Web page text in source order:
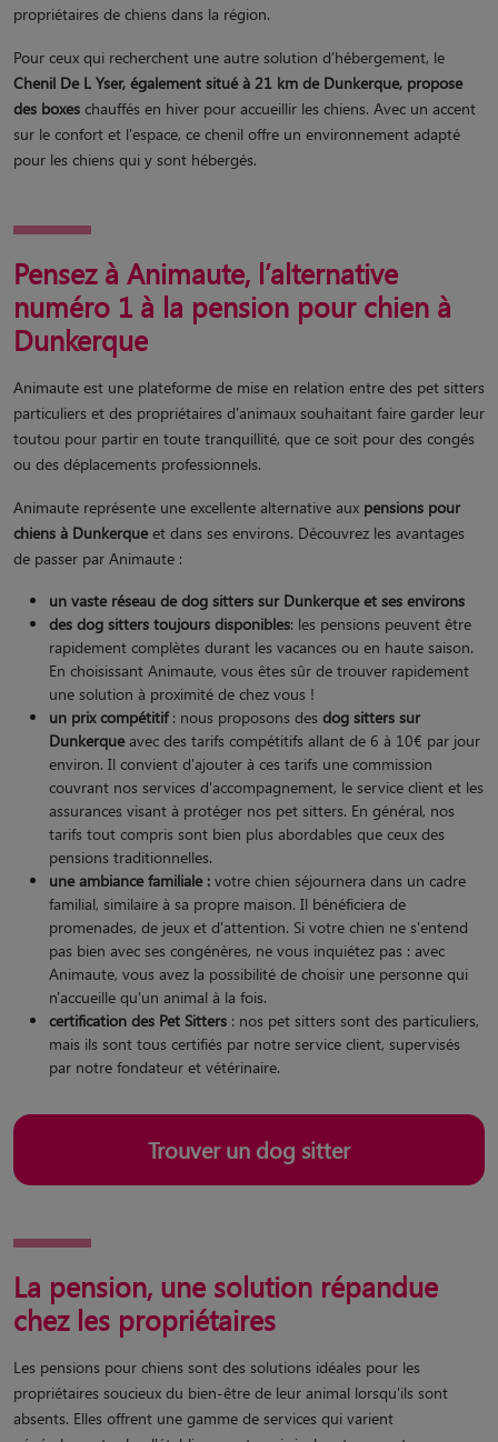
propriétaires de chiens dans la région.
Pour ceux qui recherchent une autre solution d’hébergement, le
Chenil De L Yser, également situé à 21 km de Dunkerque, propose
des boxes chauffés en hiver pour accueillir les chiens. Avec un accent
sur le confort et l'espace, ce chenil offre un environnement adapté
pour les chiens qui y sont hébergés.
Pensez à Animaute, l’alternative
numéro 1 à la pension pour chien à
Dunkerque
Animaute est une plateforme de mise en relation entre des pet sitters
particuliers et des propriétaires d'animaux souhaitant faire garder leur
toutou pour partir en toute tranquillité, que ce soit pour des congés
ou des déplacements professionnels.
Animaute représente une excellente alternative aux pensions pour
chiens à Dunkerqueet dans ses environs. Découvrez les avantages
de passer par Animaute :
un vaste réseau de dog sitters sur Dunkerque et ses environs
des dog sitters toujours disponibles: les pensions peuvent être
rapidement complètes durant les vacances ou en haute saison.
En choisissant Animaute, vous êtes sûr de trouver rapidement
une solution à proximité de chez vous !
un prix compétitif: nous proposons des dog sitters sur
Dunkerqueavec des tarifs compétitifs allant de 6 à 10€ par jour
environ. Il convient d'ajouter à ces tarifs une commission
couvrant nos services d'accompagnement, le service client et les
assurances visant à protéger nos pet sitters. En général, nos
tarifs tout compris sont bien plus abordables que ceux des
pensions traditionnelles.
une ambiance familiale : votre chien séjournera dans un cadre
familial, similaire à sa propre maison. Il bénéficiera de
promenades, de jeux et d'attention. Si votre chien ne s'entend
pas bien avec ses congénères, ne vous inquiétez pas : avec
Animaute, vous avez la possibilité de choisir une personne qui
n'accueille qu'un animal à la fois.
certification des Pet Sitters : nos pet sitters sont des particuliers,
mais ils sont tous certifiés par notre service client, supervisés
par notre fondateur et vétérinaire.
Trouver un dog sitter
La pension, une solution répandue
chez les propriétaires
Les pensions pour chiens sont des solutions idéales pour les
propriétaires soucieux du bien-être de leur animal lorsqu'ils sont
absents. Elles offrent une gamme de services qui varient